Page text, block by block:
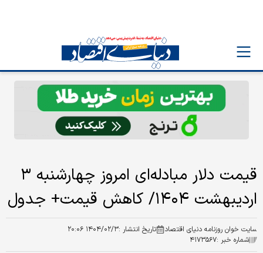
قیمت دلار مبادله‌ای امروز چهارشنبه ۳
اردیبهشت ۱۴۰۴/ کاهش قیمت+ جدول
سایت خوان روزنامه دنیای اقتصاد تاریخ انتشار :۱۴۰۴/۰۲/۳ ۲۰:۰۶
شماره خبر :۴۱۷۳۵۶۷